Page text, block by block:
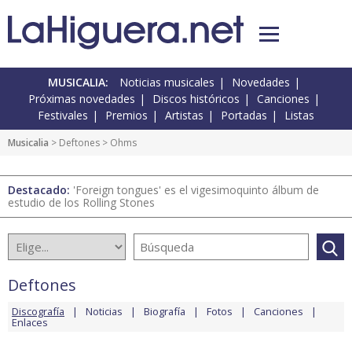
MUSICALIA: Noticias musicales
Novedades
Próximas novedades
Discos históricos
Canciones
Festivales
Premios Artistas Portadas Listas
Musicalia > Deftones > Ohms
Destacado: 'Foreign tongues' es el vigesimoquinto álbum de
estudio de los Rolling Stones
Deftones
Discografía Noticias Biografía Fotos Canciones
Enlaces